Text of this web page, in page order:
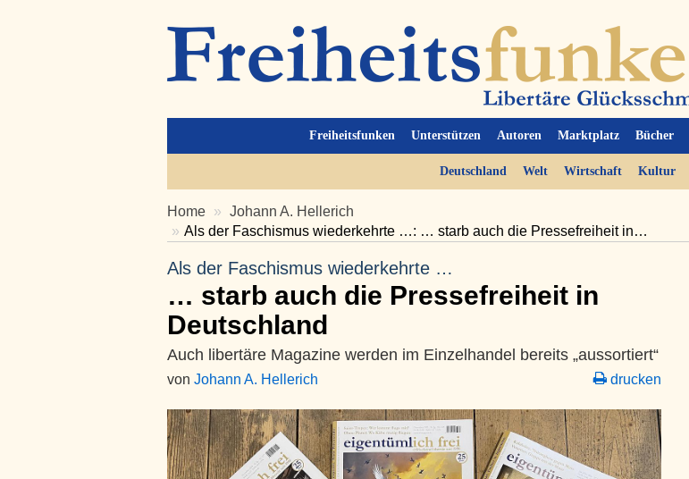
Freiheitsfunken Unterstützen Autoren Marktplatz Bücher
Deutschland Welt Wirtschaft Kultur
Home
Johann A. Hellerich
Als der Faschismus wiederkehrte …: … starb auch die Pressefreiheit in…
Als der Faschismus wiederkehrte …
… starb auch die Pressefreiheit in
Deutschland
Auch libertäre Magazine werden im Einzelhandel bereits „aussortiert“
von Johann A. Hellerich drucken